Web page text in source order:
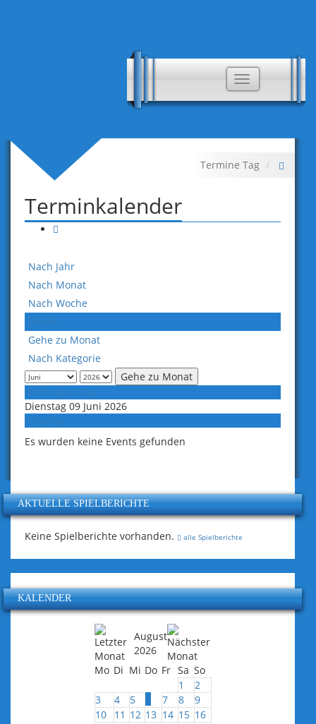
Toggle
navigation
Termine Tag
Terminkalender
Nach Jahr
Nach Monat
Nach Woche
Gehe zu Monat
Nach Kategorie
Gehe zu Monat
Dienstag 09 Juni 2026
Es wurden keine Events gefunden
AKTUELLE SPIELBERICHTE
Keine Spielberichte vorhanden. alle Spielberichte
KALENDER
August
2026
Mo Di Mi Do Fr Sa So
1
2
3
4 5 7 8
9
10
11 12 13 14 15 16